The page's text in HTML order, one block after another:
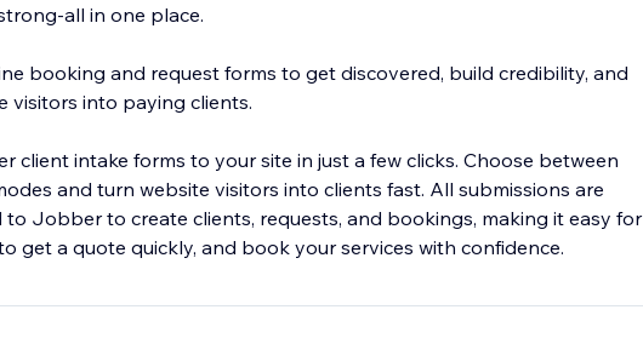
all in one place.
booking and request forms to get discovered, build credibility, and
visitors into paying clients.
client intake forms to your site in just a few clicks. Choose between
and turn website visitors into clients fast. All submissions are
Jobber to create clients, requests, and bookings, making it easy for
get a quote quickly, and book your services with confidence.